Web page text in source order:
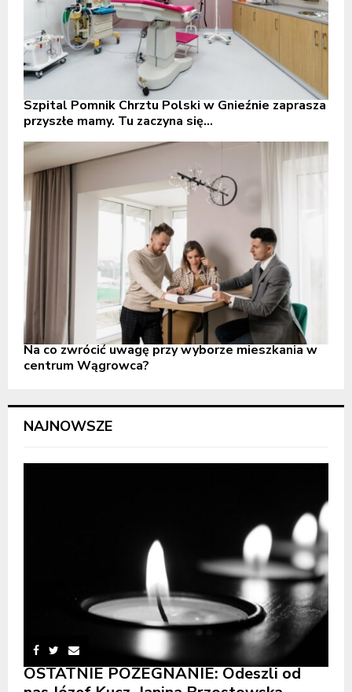
Szpital Pomnik Chrztu Polski w Gnieźnie zaprasza
przyszłe mamy. Tu zaczyna się...
Na co zwrócić uwagę przy wyborze mieszkania w
centrum Wągrowca?
NAJNOWSZE
OSTATNIE POŻEGNANIE: Odeszli od